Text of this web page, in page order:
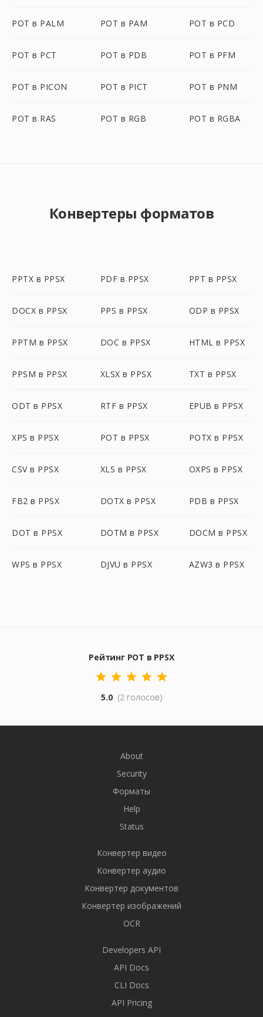
POT в PALM POT в PAM POT в PCD
POT в PCT POT в PDB POT в PFM
POT в PICON POT в PICT POT в PNM
POT в RAS POT в RGB POT в RGBA
Конвертеры форматов
PPTX в PPSX PDF в PPSX PPT в PPSX
DOCX в PPSX PPS в PPSX ODP в PPSX
PPTM в PPSX DOC в PPSX HTML в PPSX
PPSM в PPSX XLSX в PPSX TXT в PPSX
ODT в PPSX RTF в PPSX EPUB в PPSX
XPS в PPSX POT в PPSX POTX в PPSX
CSV в PPSX XLS в PPSX OXPS в PPSX
FB2 в PPSX DOTX в PPSX PDB в PPSX
DOT в PPSX DOTM в PPSX DOCM в PPSX
WPS в PPSX DJVU в PPSX AZW3 в PPSX
Рейтинг POT в PPSX
5.0 (2 голосов)
About
Security
Форматы
Help
Status
Конвертер видео
Конвертер аудио
Конвертер документов
Конвертер изображений
OCR
Developers API
API Docs
CLI Docs
API Pricing